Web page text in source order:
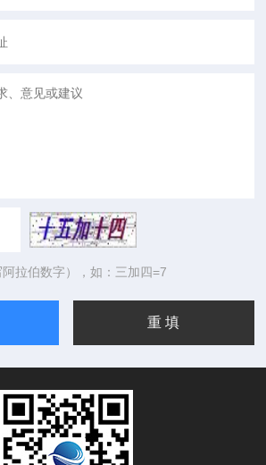
拉伯数字），如：三加四=7